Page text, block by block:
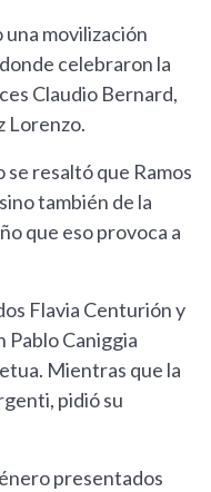
una movilización
celebraron la
Claudio Bernard,
Lorenzo.
resaltó que Ramos
también de la
que eso provoca a
Flavia Centurión y
Pablo Caniggia
Mientras que la
pidió su
presentados